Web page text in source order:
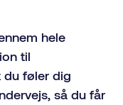
hele
til
du føler dig
så du får